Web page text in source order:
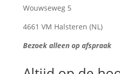
Wouwseweg 5
4661 VM Halsteren (NL)
Bezoek alleen op afspraak